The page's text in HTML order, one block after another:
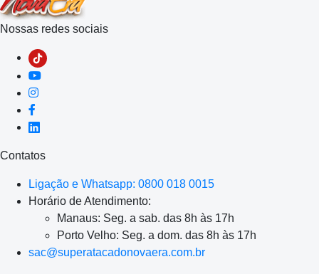
Nossas redes sociais
Contatos
Ligação e Whatsapp: 0800 018 0015
Horário de Atendimento:
Manaus: Seg. a sab. das 8h às 17h
Porto Velho: Seg. a dom. das 8h às 17h
sac@superatacadonovaera.com.br